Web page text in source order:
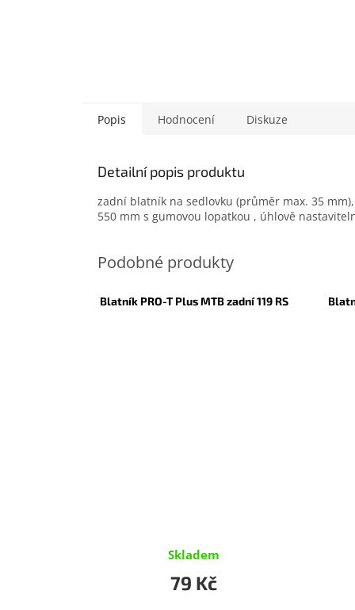
Popis Hodnocení Diskuze
Detailní popis produktu
zadní blatník na sedlovku (průměr max. 35
550 mm s gumovou lopatkou , úhlově
Blatník PRO-T Plus MTB zadní 119 RS
Skladem
79 Kč